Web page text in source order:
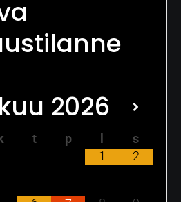
2026
k t p
s
1
2